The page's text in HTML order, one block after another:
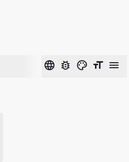
language bug_report color_lens format_size menu